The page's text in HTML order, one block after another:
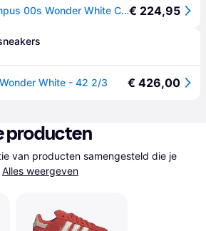
Adidas Originals Campus 00s Wonder White Cloud White (W)€ 224,95
White - 42 2/3 € 426,00
producten
van producten samengesteld die je
Alles weergeven